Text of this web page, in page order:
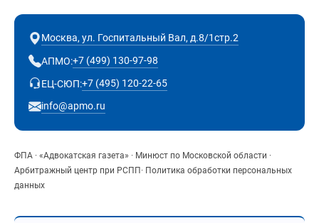
Москва, ул. Госпитальный Вал, д.8/1стр.2
АПМО:+7 (499) 130-97-98
ЕЦ-СЮП:+7 (495) 120-22-65
info@apmo.ru
ФПА · «Адвокатская газета» · Минюст по Московской области ·
Арбитражный центр при РСПП · Политика обработки персональных
данных